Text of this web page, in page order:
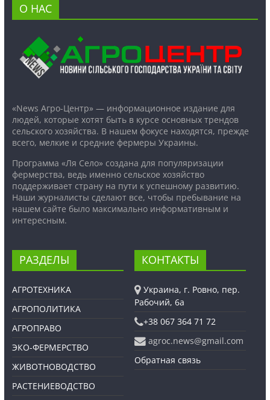
О НАС
«News Агро-Центр» — информационное издание для
людей, которые хотят быть в курсе основных трендов
сельского хозяйства. В нашем фокусе находятся, прежде
всего, мелкие и средние фермеры Украины.
Программа «Ля Село» создана для популяризации
фермерства, ведь именно сельское хозяйство
поддерживает страну на пути к успешному развитию.
Наши журналисты сделают все, чтобы пребывание на
нашем сайте было максимально информативным и
интересным.
РАЗДЕЛЫ
АГРОТЕХНИКА
АГРОПОЛИТИКА
АГРОПРАВО
ЭКО-ФЕРМЕРСТВО
ЖИВОТНОВОДСТВО
РАСТЕНИЕВОДСТВО
КОНТАКТЫ
Украина, г. Ровно, пер.
Рабочий, 6а
+38 067 364 71 72
agroc.news@gmail.com
Обратная связь